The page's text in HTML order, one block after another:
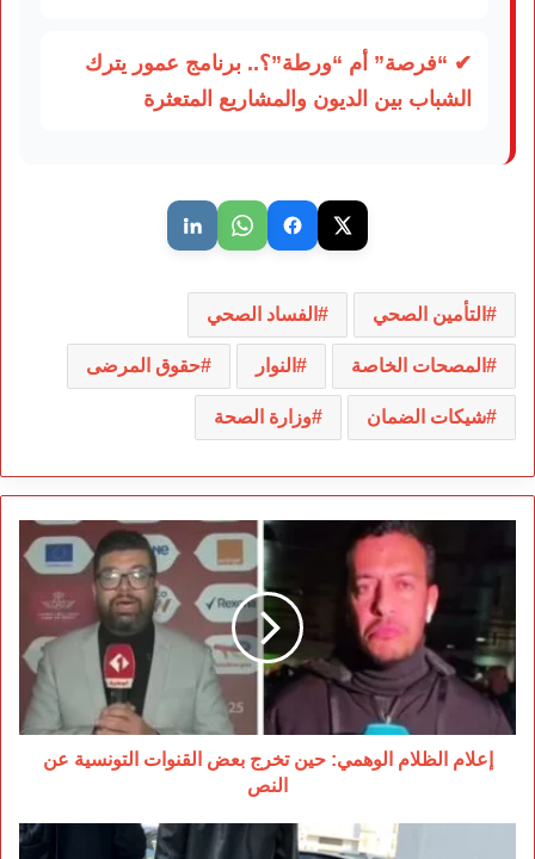
✔ “فرصة” أم “ورطة”؟.. برنامج عمور يترك
الشباب بين الديون والمشاريع المتعثرة
التأمين الصحي الفساد الصحي
المصحات الخاصة النوار حقوق المرضى
شيكات الضمان وزارة الصحة
إعلام
الظلام
الوهمي:
حين
تخرج
بعض
القنوات
التونسية
عن
النص
إعلام الظلام الوهمي: حين تخرج بعض القنوات التونسية عن
النص
تزايد